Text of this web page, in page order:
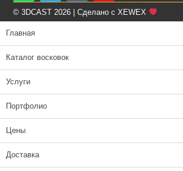
© 3DCAST 2026 | Сделано с XEWEX
Главная
Каталог восковок
Услуги
Портфолио
Цены
Доставка